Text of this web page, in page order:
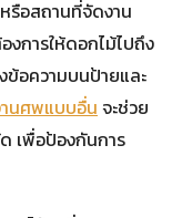
รือสถานที่จัดงาน
การให้ดอกไม้ไปถึง
อความบนป้ายและ
นศพแบบอื่น จะช่วย
เพื่อป้องกันการ